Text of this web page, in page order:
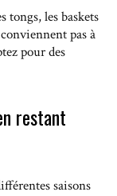
tongs, les baskets
pas à
pour des
restant
saisons